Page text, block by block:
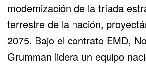
modernización de la tríada
terrestre de la nación,
2075. Bajo el contrato EMD,
Grumman lidera un equipo